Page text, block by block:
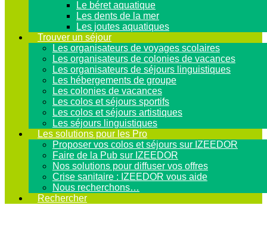
Le béret aquatique
Les dents de la mer
Les joutes aquatiques
Trouver un séjour
Les organisateurs de voyages scolaires
Les organisateurs de colonies de vacances
Les organisateurs de séjours linguistiques
Les hébergements de groupe
Les colonies de vacances
Les colos et séjours sportifs
Les colos et séjours artistiques
Les séjours linguistiques
Les solutions pour les Pro
Proposer vos colos et séjours sur IZEEDOR
Faire de la Pub sur IZEEDOR
Nos solutions pour diffuser vos offres
Crise sanitaire : IZEEDOR vous aide
Nous recherchons…
Rechercher